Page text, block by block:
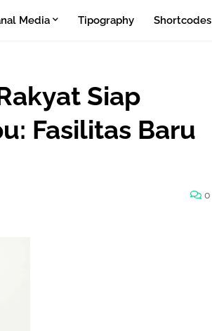
Media Tipography Shortcodes
Siap
Fasilitas Baru
0